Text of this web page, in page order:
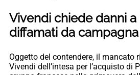
Vivendi chiede danni a
diffamati da
Oggetto del contendere, il mancato
Vivendi dell’intesa per l’acquisto di